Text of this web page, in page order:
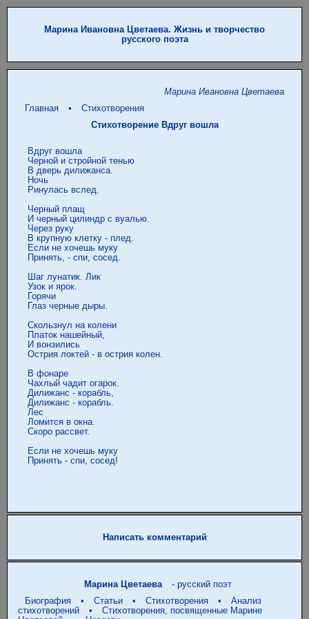
Марина Ивановна Цветаева. Жизнь и творчество
русского поэта
Марина Ивановна Цветаева
Главная
•
Стихотворения
Стихотворение Вдруг вошла
Вдруг вошла
Черной и стройной тенью
В дверь дилижанса.
Ночь
Ринулась вслед.
Черный плащ
И черный цилиндр с вуалью.
Через руку
В крупную клетку - плед.
Если не хочешь муку
Принять, - спи, сосед.
Шаг лунатик. Лик
Узок и ярок.
Горячи
Глаз черные дыры.
Скользнул на колени
Платок нашейный,
И вонзились
Острия локтей - в острия колен.
В фонаре
Чахлый чадит огарок.
Дилижанс - корабль,
Дилижанс - корабль.
Лес
Ломится в окна.
Скоро рассвет.
Если не хочешь муку
Принять - спи, сосед!
Написать комментарий
Марина Цветаева
- русский поэт
Биография
• Статьи • Стихотворения •
Анализ
стихотворений
•
Стихотворения, посвященные Марине